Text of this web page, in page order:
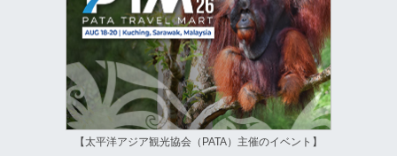
【太平洋アジア観光協会（PATA）主催のイベント】